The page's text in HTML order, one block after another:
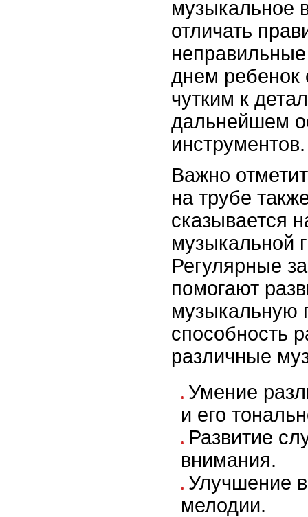
музыкальное
отличать
днем ребенок
чутким к
дальнейшем
инструментов.
Важно
на трубе
сказывается
музыкальной
Регулярные
помогают
музыкальную
способность
различные
Умение
и его
Развитие
внимания.
Улучшение
мелодии.